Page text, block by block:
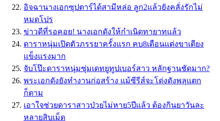
อิจฉานางเอกซุปตาร์ได้สามีหล่อ ลูก2แล้วยังคลั่งรักไม่
หมดโปร
ข่าวดีที่รอคอย! นางเอกดังให้กำเนิดทายาทแล้ว
ดาราหนุ่มเปิดตัวภรรยาครั้งแรก คบ8เดือนแต่งขาเตียง
แข็งแรงมาก
จับโป๊ะดาราหนุ่มซุ่มเดทยูทูปเบอร์สาว หลักฐานชัดมาก?
พระเอกดังยังทำงานก่อสร้าง แม้ซีรีส์จะโด่งดังพลุแตก
ก็ตาม
เอาใจช่วยดาราสาวป่วยไม่หาย5ปีแล้ว ต้องกินยาวันละ
หลายสิบเม็ด